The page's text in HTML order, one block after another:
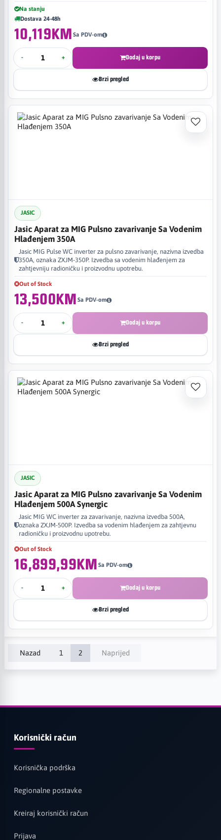
Na stanju
Dostava 24-48h
10,119KM Sa PDV-om
- + Dodaj u korpu
Brzi pregled
JASIC
Jasic Aparat za MIG Pulsno zavarivanje Sa Vodenim
Hlađenjem 350A
Jasic MIG Pulse WC inverter za pulsno zavarivanje, nazivna izvedba
350A, oznaka ZXJM-350P. Izvedba sa vodenim hlađenjem za
zahtjevniju radioničku i proizvodnu upotrebu.
Out of Stock
13,500KM Sa PDV-om
- + Dodaj u korpu
Brzi pregled
JASIC
Jasic Aparat za MIG Pulsno zavarivanje Sa Vodenim
Hlađenjem 500A Synergic
Jasic MIG WC inverter za zavarivanje, nazivna izvedba 500A,
oznaka ZXJM-500P. Izvedba sa vodenim hlađenjem za zahtjevnu
radioničku i proizvodnu upotrebu.
Out of Stock
16,899,99KM Sa PDV-om
- + Dodaj u korpu
Brzi pregled
Nazad 1 2 Naprijed
Korisnički račun
Korisnička podrška
Regionalne postavke
Kreiraj korisnički račun
Prijava